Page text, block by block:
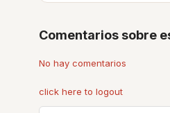
Comentarios sobre
No hay comentarios
click here to logout